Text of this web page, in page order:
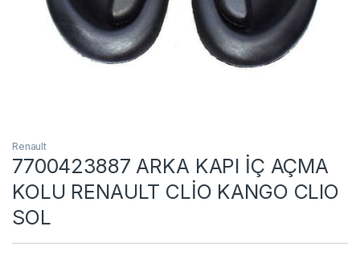
Renault
7700423887 ARKA KAPI İÇ AÇMA
KOLU RENAULT CLİO KANGO CLIO
SOL